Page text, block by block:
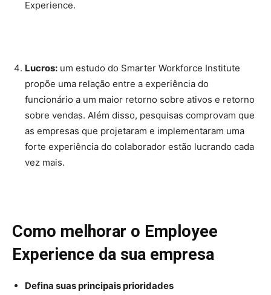
Experience.
Lucros: um estudo do Smarter Workforce Institute
propõe uma relação entre a experiência do
funcionário a um maior retorno sobre ativos e retorno
sobre vendas. Além disso, pesquisas comprovam que
as empresas que projetaram e implementaram uma
forte experiência do colaborador estão lucrando cada
vez mais.
Como melhorar o Employee
Experience da sua empresa
Defina suas principais prioridades